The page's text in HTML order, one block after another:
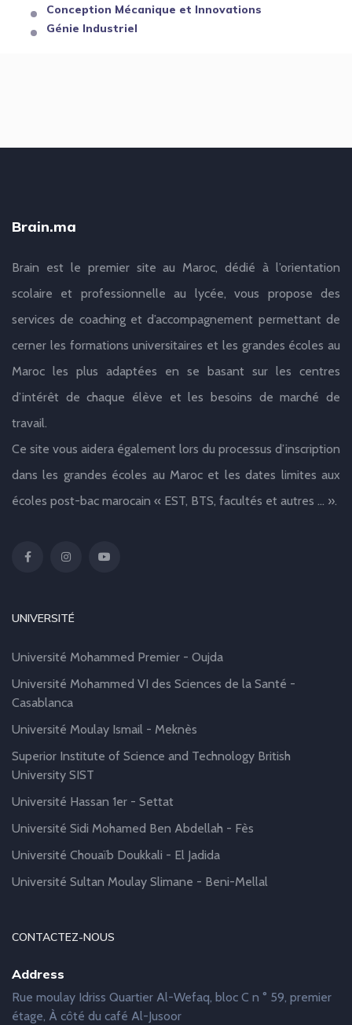
Conception Mécanique et Innovations
Génie Industriel
Brain.ma
Brain est le premier site au Maroc, dédié à l’orientation
scolaire et professionnelle au lycée, vous propose des
services de coaching et d’accompagnement permettant de
cerner les formations universitaires et les grandes écoles au
Maroc les plus adaptées en se basant sur les centres
d’intérêt de chaque élève et les besoins de marché de
travail.
Ce site vous aidera également lors du processus d’inscription
dans les grandes écoles au Maroc et les dates limites aux
écoles post-bac marocain « EST, BTS, facultés et autres … ».
UNIVERSITÉ
Université Mohammed Premier - Oujda
Université Mohammed VI des Sciences de la Santé -
Casablanca
Université Moulay Ismail - Meknès
Superior Institute of Science and Technology British
University SIST
Université Hassan 1er - Settat
Université Sidi Mohamed Ben Abdellah - Fès
Université Chouaïb Doukkali - El Jadida
Université Sultan Moulay Slimane - Beni-Mellal
CONTACTEZ-NOUS
Address
Rue moulay Idriss Quartier Al-Wefaq, bloc C n ° 59, premier
étage, À côté du café Al-Jusoor